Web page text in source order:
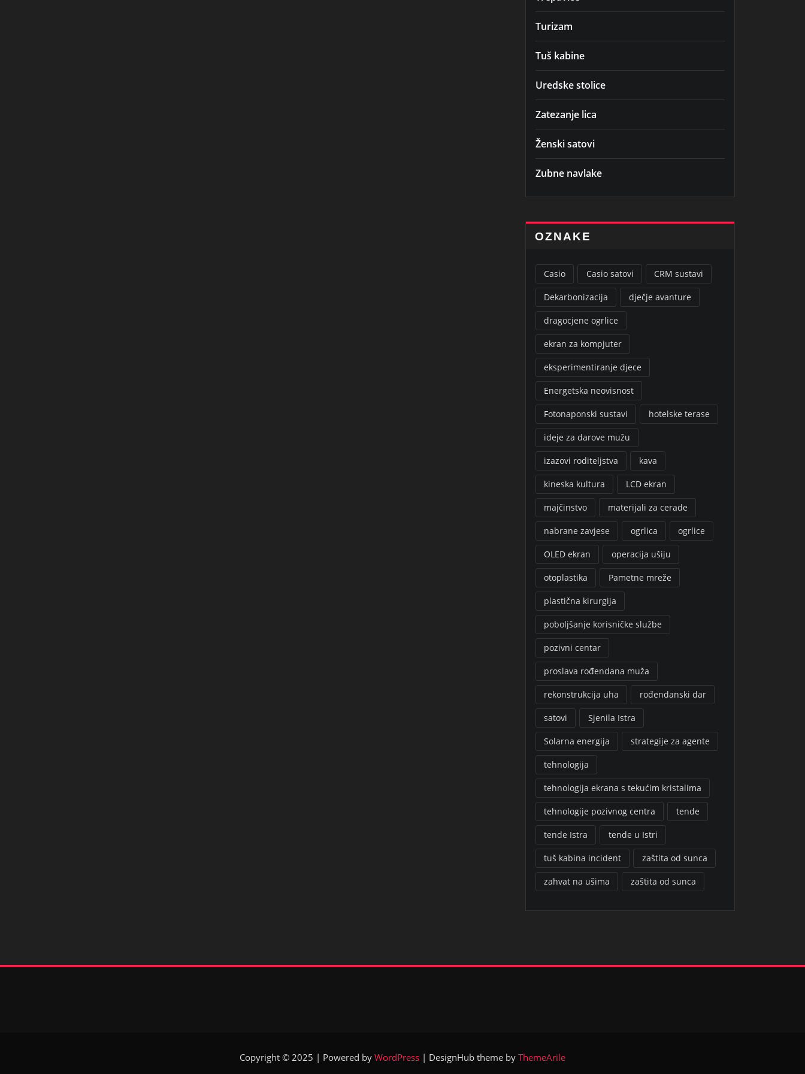
Turizam
Tuš kabine
Uredske stolice
Zatezanje lica
Ženski satovi
Zubne navlake
OZNAKE
Casio Casio satovi CRM sustavi
Dekarbonizacija dječje avanture
dragocjene ogrlice
ekran za kompjuter
eksperimentiranje djece
Energetska neovisnost
Fotonaponski sustavi hotelske terase
ideje za darove mužu
izazovi roditeljstva kava
kineska kultura LCD ekran
majčinstvo materijali za cerade
nabrane zavjese ogrlica ogrlice
OLED ekran operacija ušiju
otoplastika Pametne mreže
plastična kirurgija
poboljšanje korisničke službe
pozivni centar
proslava rođendana muža
rekonstrukcija uha rođendanski dar
satovi Sjenila Istra
Solarna energija strategije za agente
tehnologija
tehnologija ekrana s tekućim kristalima
tehnologije pozivnog centra tende
tende Istra tende u Istri
tuš kabina incident zaštita od sunca
zahvat na ušima zaštita od sunca
Copyright © 2025 | Powered by WordPress | DesignHub theme by ThemeArile